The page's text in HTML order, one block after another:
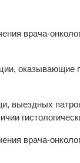
врача-
выездных
врача-